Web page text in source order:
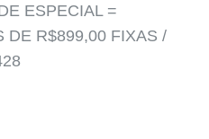
ESPECIAL =
DE R$899,00 FIXAS /